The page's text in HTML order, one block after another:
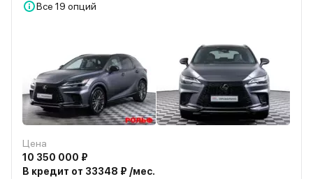
Все 19 опций
Цена
10 350 000 ₽
В кредит от 33348 ₽ /мес.